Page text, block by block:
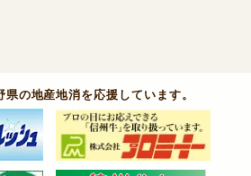
の地産地消を応援しています。